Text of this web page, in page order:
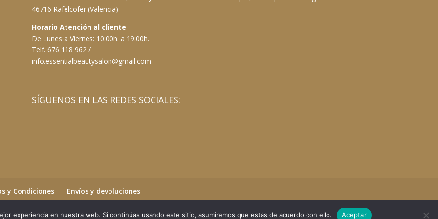
46716 Rafelcofer (Valencia)
Horario Atención al cliente
De Lunes a Viernes: 10:00h. a 19:00h.
Telf. 676 118 962 /
info.essentialbeautysalon@gmail.com
SÍGUENOS EN LAS REDES SOCIALES:
y Condiciones Envíos y devoluciones
experiencia en nuestra web. Si continúas usando este sitio, asumiremos que estás de acuerdo con ello. Aceptar